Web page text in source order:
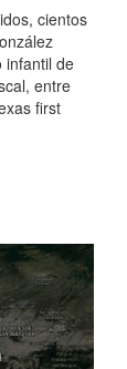
cientos
infantil de
entre
first